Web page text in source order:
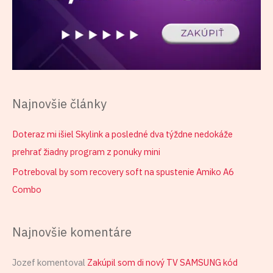
Najnovšie články
Doteraz mi išiel Skylink a posledné dva týždne nedokáže
prehrať žiadny program z ponuky mini
Potreboval by som recovery soft na spustenie Amiko A6
Combo
Najnovšie komentáre
Jozef komentoval Zakúpil som di nový TV SAMSUNG kód